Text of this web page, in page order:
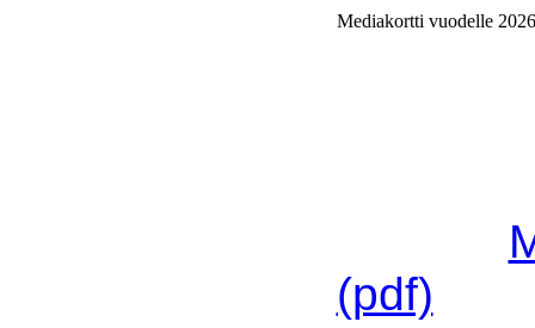
Mediakortti vuodelle 2026
(pdf)